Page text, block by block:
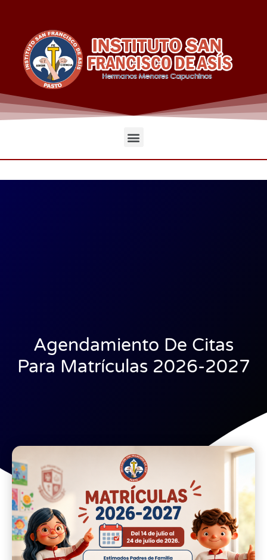
Agendamiento De Citas
Para Matrículas 2026-2027